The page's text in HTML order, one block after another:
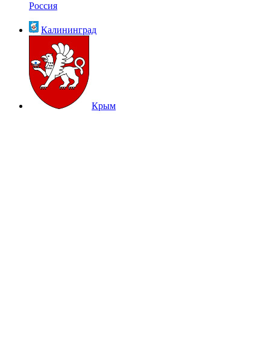
Россия
Калининград
Крым